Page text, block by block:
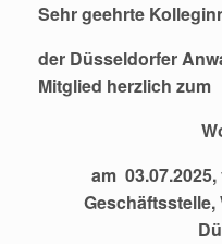
Sehr geehrte
der Düsseldorfer
Mitglied herzlich zum
am
Geschäftsstelle,